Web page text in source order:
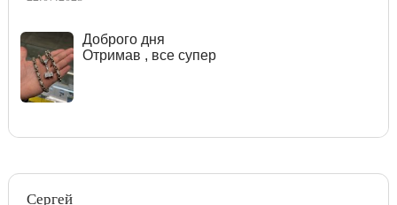
Доброго дня
Отримав , все супер
Сергей